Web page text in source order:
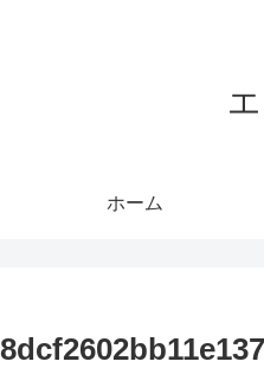
ホーム